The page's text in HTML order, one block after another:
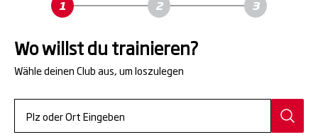
Wo willst du trainieren?
Wähle deinen Club aus, um loszulegen